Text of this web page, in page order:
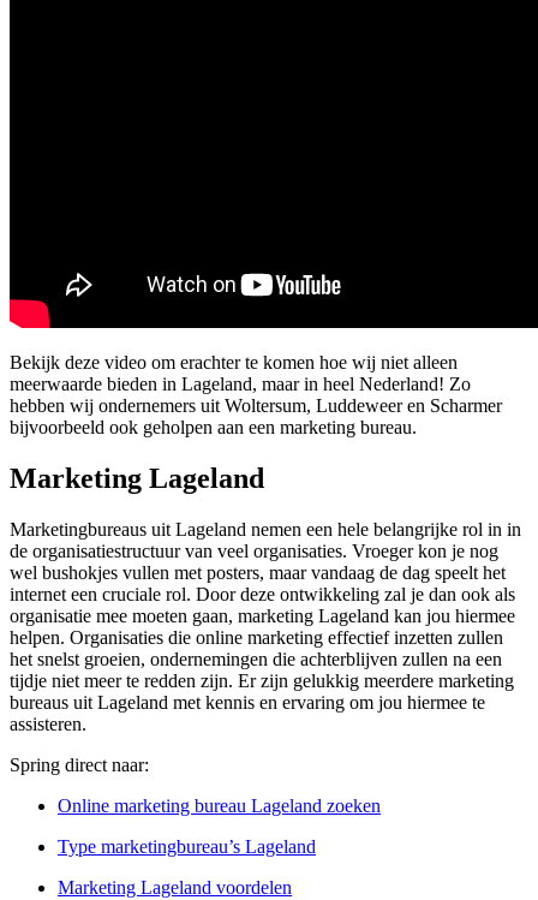
Bekijk deze video om erachter te komen hoe wij niet alleen
meerwaarde bieden in Lageland, maar in heel Nederland! Zo
hebben wij ondernemers uit Woltersum, Luddeweer en Scharmer
bijvoorbeeld ook geholpen aan een marketing bureau.
Marketing Lageland
Marketingbureaus uit Lageland nemen een hele belangrijke rol in in
de organisatiestructuur van veel organisaties. Vroeger kon je nog
wel bushokjes vullen met posters, maar vandaag de dag speelt het
internet een cruciale rol. Door deze ontwikkeling zal je dan ook als
organisatie mee moeten gaan, marketing Lageland kan jou hiermee
helpen. Organisaties die online marketing effectief inzetten zullen
het snelst groeien, ondernemingen die achterblijven zullen na een
tijdje niet meer te redden zijn. Er zijn gelukkig meerdere marketing
bureaus uit Lageland met kennis en ervaring om jou hiermee te
assisteren.
Spring direct naar:
Online marketing bureau Lageland zoeken
Type marketingbureau’s Lageland
Marketing Lageland voordelen